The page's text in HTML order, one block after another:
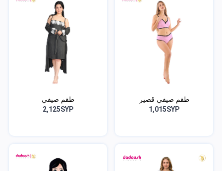
طقم صيفي قصير
1,015SYP
طقم صيفي
2,125SYP